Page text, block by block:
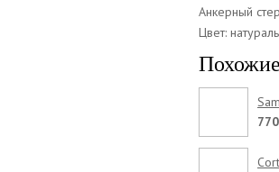
Анкерный
Цвет: